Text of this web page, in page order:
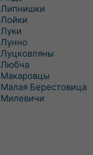
Липнишки
Лойки
Луки
Лунно
Луцковляны
Любча
Макаровцы
Малая Берестовица
Милевичи